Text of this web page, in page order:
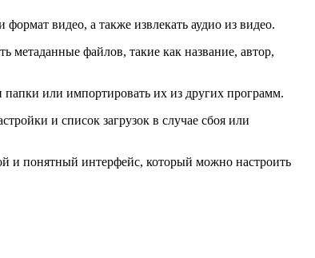
видео, а также извлекать аудио из видео.
метаданные файлов, такие как название, автор,
или импортировать их из других программ.
и список загрузок в случае сбоя или
и понятный интерфейс, который можно настроить